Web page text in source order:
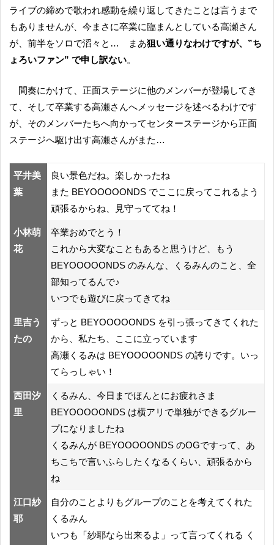
ライブの締めで歌われ感動を繰り返してきたことは言うまで
もありませんが、今まさに卒業に臨まんとしている高瀬さん
が、前半をソロで滔々と… まあ狙い通りなわけですが、”ち
ょろいファン” で申し訳ない。
間奏にかけて、正面ステージに他のメンバーが登場してき
て、そして卒業する高瀬さんへメッセージを述べるわけです
が、そのメンバーたちへ向かってセンターステージから正面
ステージへ駆け出す高瀬さんがまた…
平井美
葉
良い景色だね。楽しかったね
また BEYOOOOONDS でここに戻ってこれるよう
頑張るからね、見守っててね！
小林萌
花
卒業おめでとう！
これから大変なこともあると思うけど、もう
BEYOOOOONDS のみんな、くるみんのこと、全
部知ってるんで♪
いつでも遊びに戻ってきてね
里吉う
たの
ずっと BEYOOOOONDS を引っ張ってきてくれた
から、私たち、ここに立っています
高瀬くるみは BEYOOOOONDS の誇りです。いっ
てらっしゃい！
西田汐
里
くるみん、今日までほんとにお疲れさま
BEYOOOOONDS は横アリで単独ができるグルー
プになりましたね
くるみんが BEYOOOOONDS のOGですって、あ
ちこちで言いふらしたくなるくらい、頑張るから
ね
江口紗
耶
自分のことよりもグループのことを考えてくれた
くるみん
いつも「紗耶なら出来るよ」って言ってくれる く